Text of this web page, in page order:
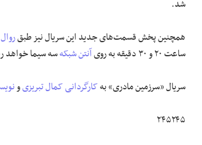
شد.
همچنین پخش قسمت‌های جدید این سریال نیز طبقروال
ساعت ۲۰ و ۳۰ دقیقه به روی
آنتن شبکهسه سیما خواهد
سریال «سرزمین مادری» بهکارگردانیکمال تبریزیو
۲۴۵۲۴۵